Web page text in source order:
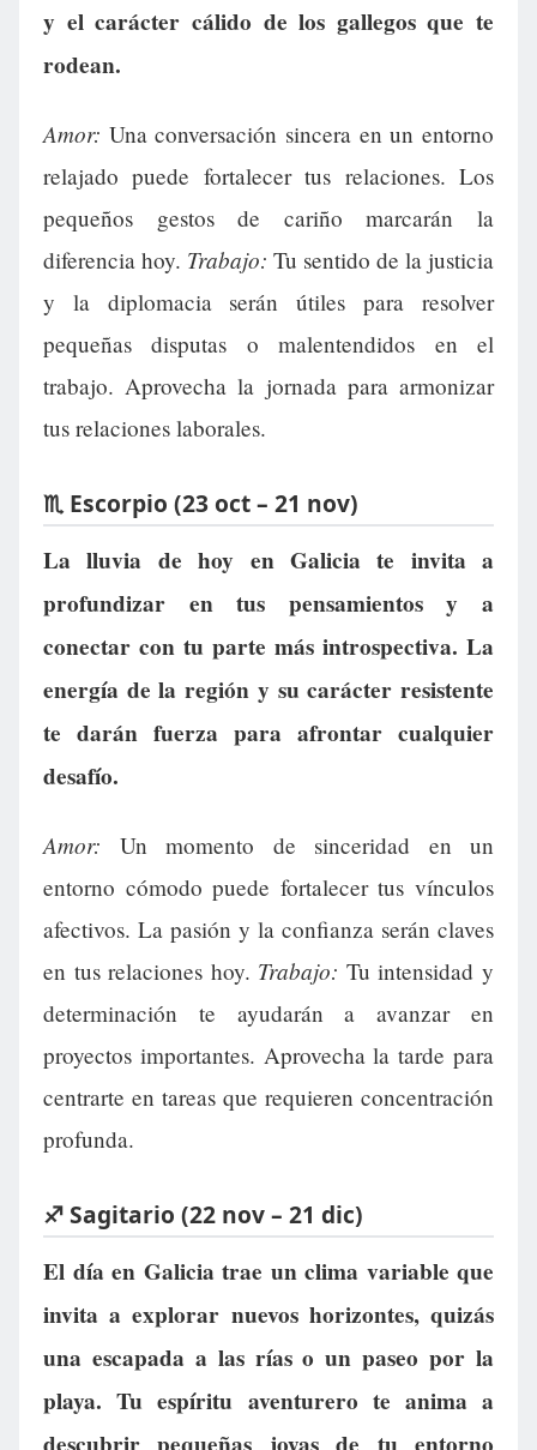
y el carácter cálido de los gallegos que te
rodean.
Amor: Una conversación sincera en un entorno
relajado puede fortalecer tus relaciones. Los
pequeños gestos de cariño marcarán la
diferencia hoy. Trabajo: Tu sentido de la justicia
y la diplomacia serán útiles para resolver
pequeñas disputas o malentendidos en el
trabajo. Aprovecha la jornada para armonizar
tus relaciones laborales.
♏ Escorpio (23 oct – 21 nov)
La lluvia de hoy en Galicia te invita a
profundizar en tus pensamientos y a
conectar con tu parte más introspectiva. La
energía de la región y su carácter resistente
te darán fuerza para afrontar cualquier
desafío.
Amor: Un momento de sinceridad en un
entorno cómodo puede fortalecer tus vínculos
afectivos. La pasión y la confianza serán claves
en tus relaciones hoy. Trabajo: Tu intensidad y
determinación te ayudarán a avanzar en
proyectos importantes. Aprovecha la tarde para
centrarte en tareas que requieren concentración
profunda.
♐ Sagitario (22 nov – 21 dic)
El día en Galicia trae un clima variable que
invita a explorar nuevos horizontes, quizás
una escapada a las rías o un paseo por la
playa. Tu espíritu aventurero te anima a